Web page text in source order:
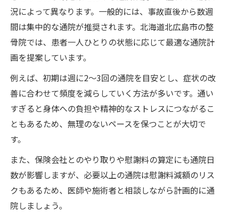
況によって異なります。一般的には、事故直後から数週
間は集中的な通院が推奨されます。北海道北広島市の整
骨院では、患者一人ひとりの状態に応じて最適な通院計
画を提案しています。
例えば、初期は週に2～3回の通院を目安とし、症状の改
善に合わせて頻度を減らしていく方法が多いです。通い
すぎると身体への負担や精神的なストレスにつながるこ
ともあるため、無理のないペースを保つことが大切で
す。
また、保険会社とのやり取りや慰謝料の算定にも通院日
数が影響しますが、必要以上の通院は慰謝料減額のリス
クもあるため、医師や施術者と相談しながら計画的に通
院しましょう。